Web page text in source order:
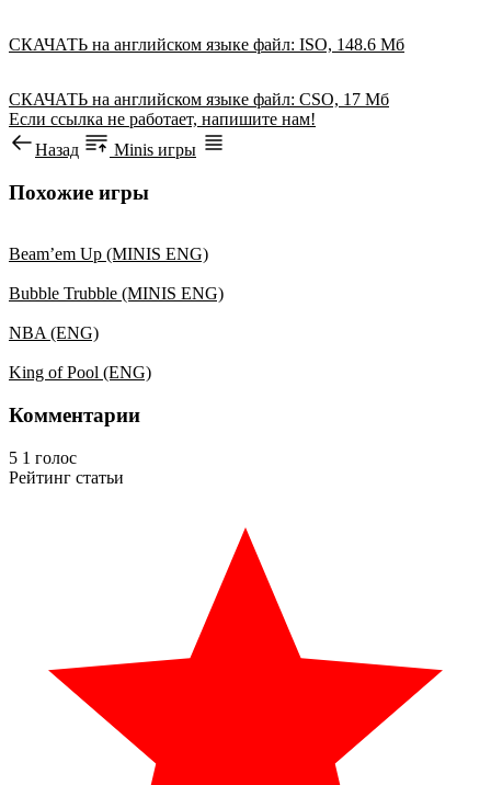
СКАЧАТЬ на английском языке файл: ISO, 148.6 Мб
СКАЧАТЬ на английском языке файл: CSO, 17 Мб
Если ссылка не работает, напишите нам!
Назад
Minis игры
Похожие игры
Beam’em Up (MINIS ENG)
Bubble Trubble (MINIS ENG)
NBA (ENG)
King of Pool (ENG)
Комментарии
5 1 голос
Рейтинг статьи